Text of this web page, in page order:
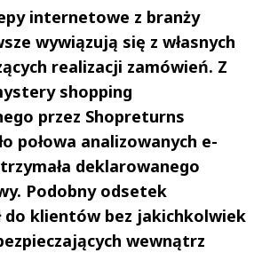
internetowe z branży
wywiązują się z własnych
realizacji zamówień. Z
shopping
przez Shopreturns
połowa analizowanych e-
deklarowanego
Podobny odsetek
do klientów bez jakichkolwiek
wewnątrz